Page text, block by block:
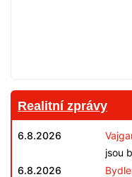
Realitní zprávy
6.8.2026
jsou
6.8.2026